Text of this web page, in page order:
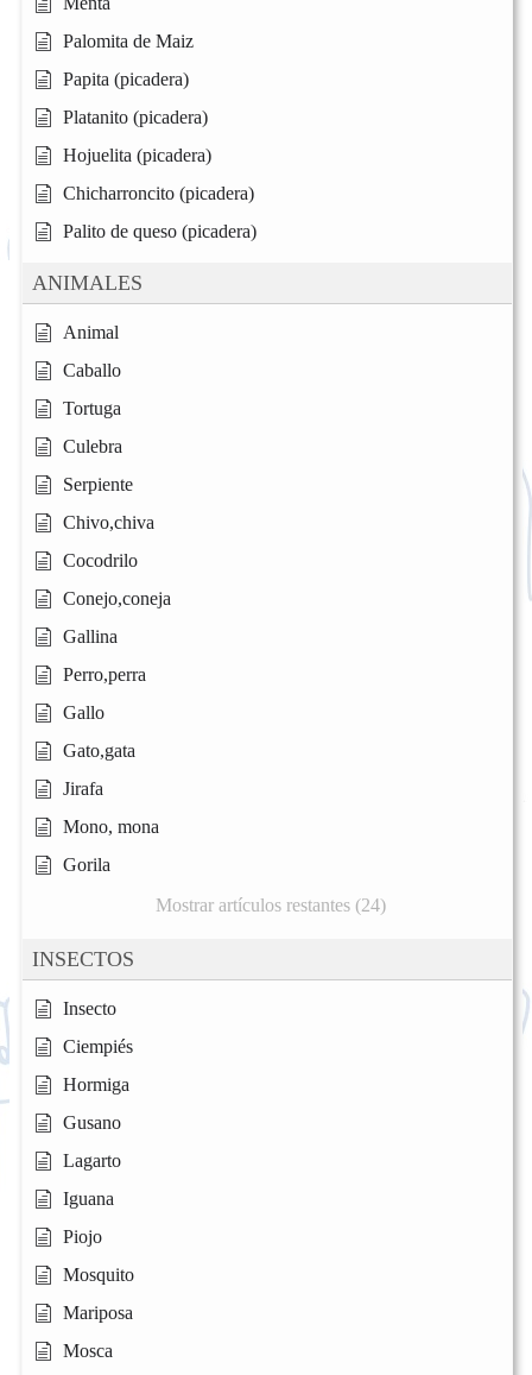
Palomita de Maiz
Papita (picadera)
Platanito (picadera)
Hojuelita (picadera)
Chicharroncito (picadera)
Palito de queso (picadera)
ANIMALES
Animal
Caballo
Tortuga
Culebra
Serpiente
Chivo,chiva
Cocodrilo
Conejo,coneja
Gallina
Perro,perra
Gallo
Gato,gata
Jirafa
Mono, mona
Gorila
Mostrar artículos restantes (24)
INSECTOS
Insecto
Ciempiés
Hormiga
Gusano
Lagarto
Iguana
Piojo
Mosquito
Mariposa
Mosca